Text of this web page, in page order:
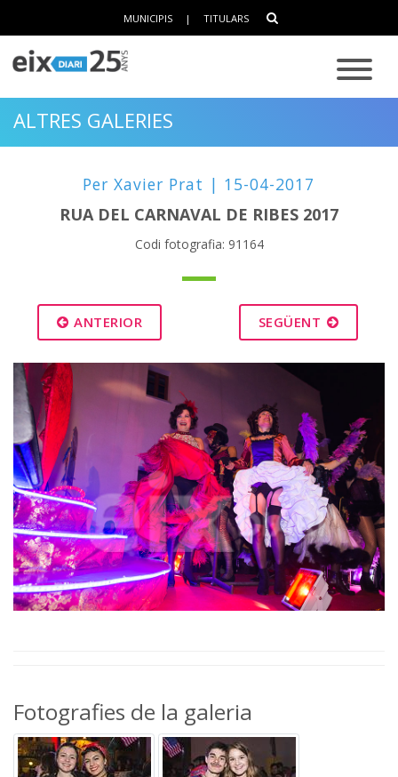
MUNICIPIS | TITULARS
ALTRES GALERIES
Per Xavier Prat | 15-04-2017
RUA DEL CARNAVAL DE RIBES 2017
Codi fotografia: 91164
ANTERIOR SEGÜENT
Fotografies de la galeria